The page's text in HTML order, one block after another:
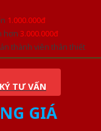
1.000.000đ
hơn 3.000.000đ
thành viên thân thiết
TƯ VẤN
GIÁ